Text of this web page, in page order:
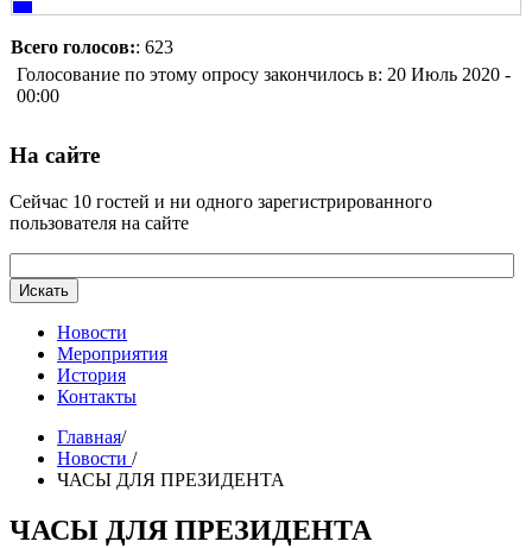
Всего голосов:: 623
Голосование по этому опросу закончилось в: 20 Июль 2020 -
00:00
На сайте
Сейчас 10 гостей и ни одного зарегистрированного
пользователя на сайте
Искать
Новости
Мероприятия
История
Контакты
Главная/
Новости /
ЧАСЫ ДЛЯ ПРЕЗИДЕНТА
ЧАСЫ ДЛЯ ПРЕЗИДЕНТА